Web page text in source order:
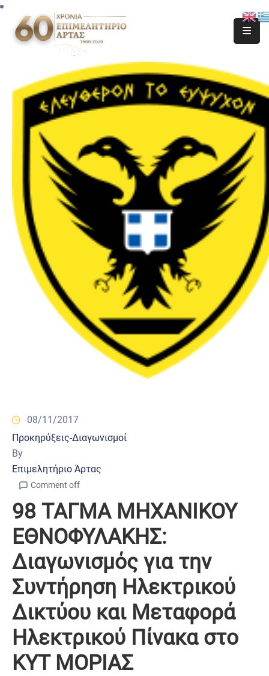
08/11/2017
Προκηρύξεις-Διαγωνισμοί
By
Επιμελητήριο Άρτας
Comment off
98 ΤΑΓΜΑ ΜΗΧΑΝΙΚΟΥ
ΕΘΝΟΦΥΛΑΚΗΣ:
Διαγωνισμός για την
Συντήρηση Ηλεκτρικού
Δικτύου και Μεταφορά
Ηλεκτρικού Πίνακα στο
ΚΥΤ ΜΟΡΙΑΣ